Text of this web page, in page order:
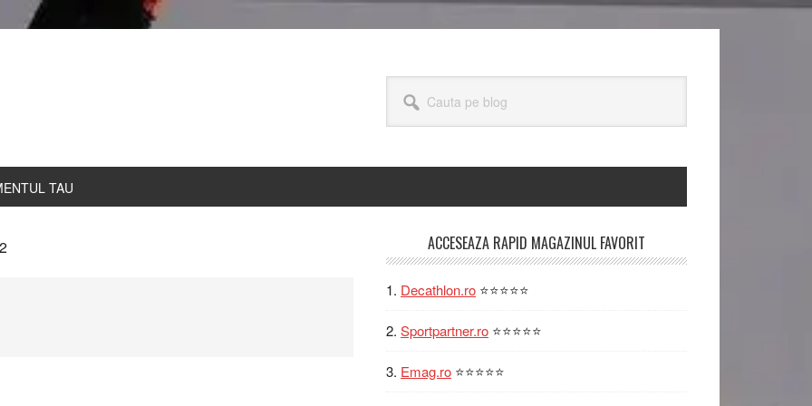
blog
TAU
Primary
Sidebar
ACCESEAZA RAPID MAGAZINUL FAVORIT
Decathlon.ro ⭐⭐⭐⭐⭐
Sportpartner.ro ⭐⭐⭐⭐⭐
Emag.ro ⭐⭐⭐⭐⭐